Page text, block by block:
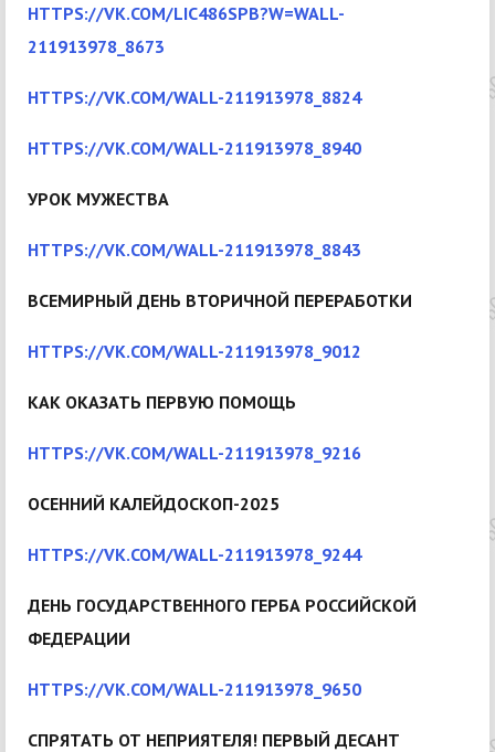
HTTPS://VK.COM/LIC486SPB?W=WALL-
211913978_8673
HTTPS://VK.COM/WALL-211913978_8824
HTTPS://VK.COM/WALL-211913978_8940
УРОК МУЖЕСТВА
HTTPS://VK.COM/WALL-211913978_8843
ВСЕМИРНЫЙ ДЕНЬ ВТОРИЧНОЙ ПЕРЕРАБОТКИ
HTTPS://VK.COM/WALL-211913978_9012
КАК ОКАЗАТЬ ПЕРВУЮ ПОМОЩЬ
HTTPS://VK.COM/WALL-211913978_9216
ОСЕННИЙ КАЛЕЙДОСКОП-2025
HTTPS://VK.COM/WALL-211913978_9244
ДЕНЬ ГОСУДАРСТВЕННОГО ГЕРБА РОССИЙСКОЙ
ФЕДЕРАЦИИ
HTTPS://VK.COM/WALL-211913978_9650
СПРЯТАТЬ ОТ НЕПРИЯТЕЛЯ! ПЕРВЫЙ ДЕСАНТ